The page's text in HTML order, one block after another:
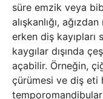
süre emzik veya
alışkanlığı,
erken diş kayıpları
kaygılar dışında
açabilir. Örneğin,
çürümesi ve diş eti